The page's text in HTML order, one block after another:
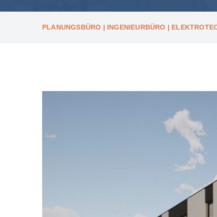
PLANUNGSBÜRO | INGENIEURBÜRO |